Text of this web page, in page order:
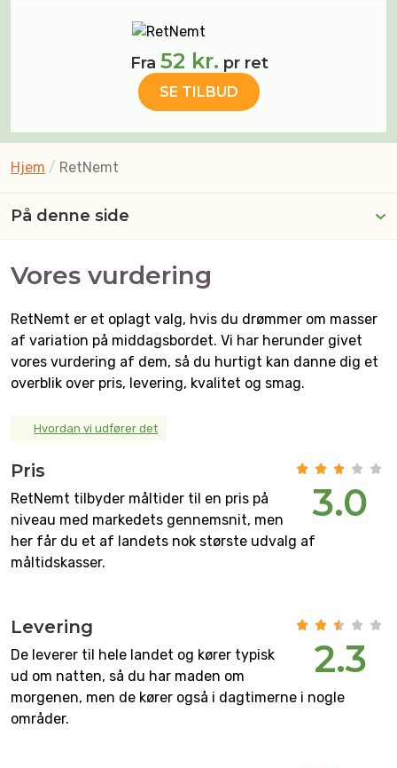
Fra 52 kr. pr ret
SE TILBUD
Hjem / RetNemt
På denne side
Vores vurdering
RetNemt er et oplagt valg, hvis du drømmer om masser
af variation på middagsbordet. Vi har herunder givet
vores vurdering af dem, så du hurtigt kan danne dig et
overblik over pris, levering, kvalitet og smag.
Hvordan vi udfører det
3.0
Pris
RetNemt tilbyder måltider til en pris på
niveau med markedets gennemsnit, men
her får du et af landets nok største udvalg af
måltidskasser.
2.3
Levering
De leverer til hele landet og kører typisk
ud om natten, så du har maden om
morgenen, men de kører også i dagtimerne i nogle
områder.